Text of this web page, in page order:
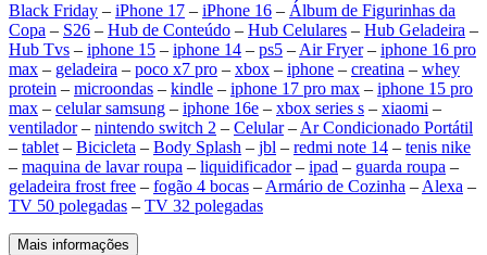
Black Friday – iPhone 17 – iPhone 16 – Álbum de Figurinhas da
Copa – S26 – Hub de Conteúdo – Hub Celulares – Hub Geladeira –
Hub Tvs – iphone 15 – iphone 14 – ps5 – Air Fryer– iphone 16 pro
max – geladeira – poco x7 pro – xbox – iphone – creatina – whey
protein – microondas – kindle – iphone 17 pro max – iphone 15 pro
max – celular samsung – iphone 16e – xbox series s – xiaomi –
ventilador– nintendo switch 2 – Celular– Ar Condicionado Portátil
– tablet – Bicicleta – Body Splash – jbl – redmi note 14 – tenis nike
– maquina de lavar roupa – liquidificador– ipad – guarda roupa –
geladeira frost free – fogão 4 bocas – Armário de Cozinha – Alexa –
TV 50 polegadas – TV 32 polegadas
Mais informações